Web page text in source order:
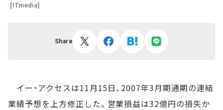
[ITmedia]
Share
イー・アクセスは11月15日、2007年3月期通期の連結
業績予想を上方修正した。営業損益は32億円の損失か